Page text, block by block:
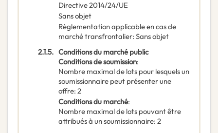
Directive 2014/24/UE
Sans objet
Règlementation applicable en cas de
marché transfrontalier: Sans objet
2.1.5. Conditions du marché public
Conditions de soumission:
Nombre maximal de lots pour lesquels un
soumissionnaire peut présenter une
offre: 2
Conditions du marché:
Nombre maximal de lots pouvant être
attribués à un soumissionnaire: 2